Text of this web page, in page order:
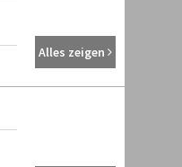
Alles zeigen